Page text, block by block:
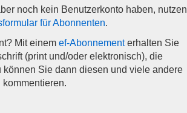
noch kein Benutzerkonto haben, nutzen
für Abonnenten.
Mit einem ef-Abonnementerhalten Sie
(print und/oder elektronisch), die
Sie dann diesen und viele andere